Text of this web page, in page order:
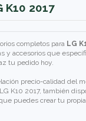
K10 2017
completos para LG
y accesorios que
tu pedido hoy.
precio-calidad del
K10 2017, también
puedes crear tu